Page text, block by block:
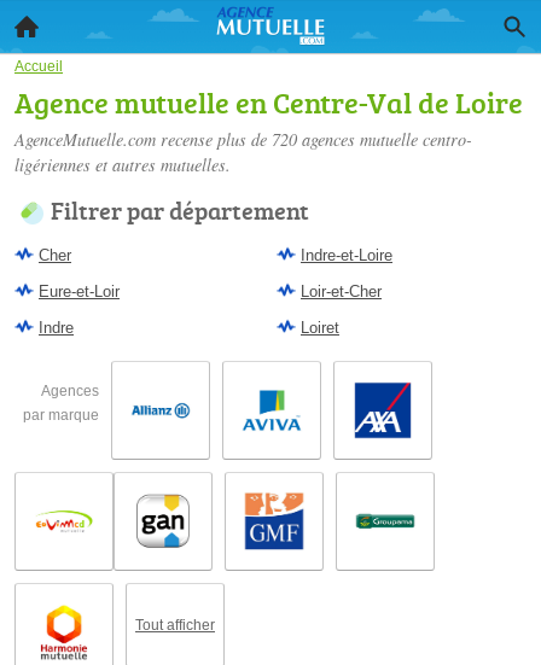
Accueil
Agence mutuelle en Centre-Val de Loire
AgenceMutuelle.com recense plus de 720 agences mutuelle centro-
ligériennes et autres mutuelles.
Filtrer par département
Cher
Eure-et-Loir
Indre
Indre-et-Loire
Loir-et-Cher
Loiret
Agences
par marque
Tout afficher